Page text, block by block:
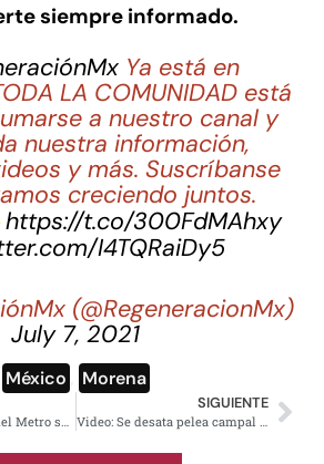
siempre informado.
Ya está en
LA COMUNIDAD está
a nuestro canal y
nuestra información,
y más. Suscríbanse
creciendo juntos.
https://t.co/300FdMAhxy
I4TQRaiDy5
(@RegeneracionMx)
July 7, 2021
México Morena
Video: Taquilleras del Metro son captadas agarrándose a los golpes; esto ocurrió
SIGUIENTE
Video: Se desata pelea campal en festejo del día de las madres en La Casa De Toño